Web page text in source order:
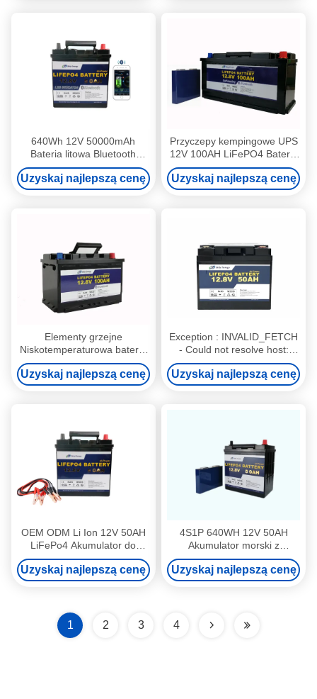
640Wh 12V 50000mAh
Bateria litowa Bluetooth
Awaryjna bateria zasilająca
Uzyskaj najlepszą cenę
Przyczepy kempingowe UPS
12V 100AH ​​LiFePO4 Bateria
litowa z elementami
grzewczymi Bluetooth
Uzyskaj najlepszą cenę
Elementy grzejne
Niskotemperaturowa bateria
litowa Bluetooth 12V 100AH ​​
do ponownego ładowania
Uzyskaj najlepszą cenę
Exception : INVALID_FETCH
- Could not resolve host:
translate.google.cn;
Unknown error
ip=52.118.0.235
Uzyskaj najlepszą cenę
OEM ODM Li Ion 12V 50AH
LiFePo4 Akumulator do
Yachit
Uzyskaj najlepszą cenę
4S1P 640WH 12V 50AH
Akumulator morski z
głębokim cyklem do silnika
trollingowego
Uzyskaj najlepszą cenę
1 2 3 4